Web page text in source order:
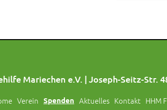
Mariechen e.V. | Joseph-Seitz-Str.
Verein Spenden Aktuelles Kontakt HHM